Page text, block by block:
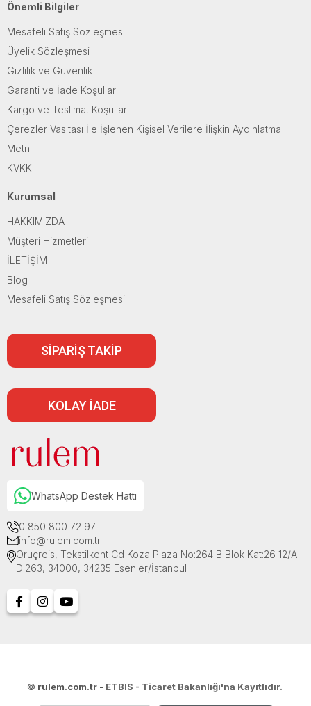
Önemli Bilgiler
Mesafeli Satış Sözleşmesi
Üyelik Sözleşmesi
Gizlilik ve Güvenlik
Garanti ve İade Koşulları
Kargo ve Teslimat Koşulları
Çerezler Vasıtası İle İşlenen Kişisel Verilere İlişkin Aydınlatma
Metni
KVKK
Kurumsal
HAKKIMIZDA
Müşteri Hizmetleri
İLETİŞİM
Blog
Mesafeli Satış Sözleşmesi
SİPARİŞ TAKİP
KOLAY İADE
WhatsApp Destek Hattı
0 850 800 72 97
info@rulem.com.tr
Oruçreis, Tekstilkent Cd Koza Plaza No:264 B Blok Kat:26 12/A
D:263, 34000, 34235 Esenler/İstanbul
© rulem.com.tr - ETBIS - Ticaret Bakanlığı'na Kayıtlıdır.